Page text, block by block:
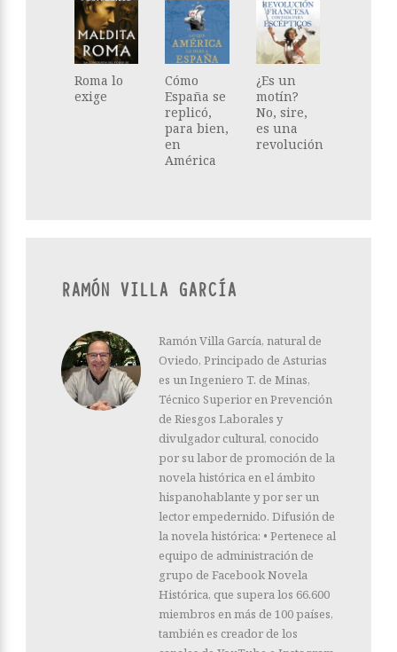
Roma lo
exige
Cómo
España se
replicó,
para bien,
en
América
¿Es un
motín?
No, sire,
es una
revolución
RAMÓN VILLA GARCÍA
Ramón Villa García, natural de
Oviedo, Principado de Asturias
es un Ingeniero T. de Minas,
Técnico Superior en Prevención
de Riesgos Laborales y
divulgador cultural, conocido
por su labor de promoción de la
novela histórica en el ámbito
hispanohablante y por ser un
lector empedernido. Difusión de
la novela histórica: • Pertenece al
equipo de administración de
grupo de Facebook Novela
Histórica, que supera los 66.600
miembros en más de 100 países,
también es creador de los